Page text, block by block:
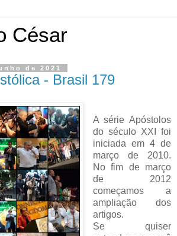
César
de 2021
- Brasil 179
A série Apóstolos
do século XXI foi
iniciada em 4 de
março de 2010.
No fim de março
de 2012
começamos a
ampliação dos
artigos.
Se quiser